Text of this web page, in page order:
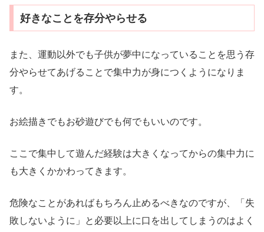
好きなことを存分やらせる
また、運動以外でも子供が夢中になっていることを思う存
分やらせてあげることで集中力が身につくようになりま
す。
お絵描きでもお砂遊びでも何でもいいのです。
ここで集中して遊んだ経験は大きくなってからの集中力に
も大きくかかわってきます。
危険なことがあればもちろん止めるべきなのですが、「失
敗しないように」と必要以上に口を出してしまうのはよく